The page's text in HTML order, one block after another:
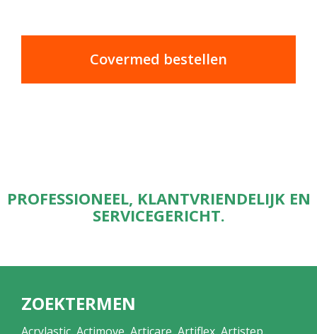
Covermed bestellen
PROFESSIONEEL, KLANTVRIENDELIJK EN
SERVICEGERICHT.
ZOEKTERMEN